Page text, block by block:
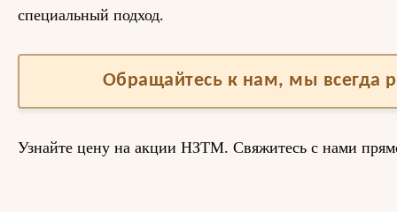
специальный подход.
Обращайтесь к нам, мы всегда
Узнайте цену на акции НЗТМ. Свяжитесь с нами